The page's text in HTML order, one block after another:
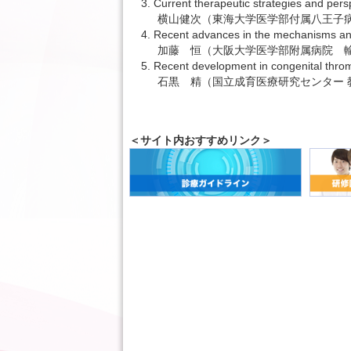
3. Current therapeutic strategies and
横山健次（東海大学医学部付属八王子
4. Recent advances in the mechanisms
加藤 恒（大阪大学医学部附属病院
5. Recent development in congenital
石黒 精（国立成育医療研究センター
＜サイト内おすすめリンク＞